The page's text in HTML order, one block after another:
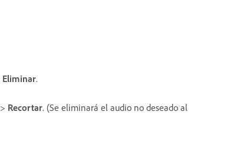
Eliminar.
> Recortar. (Se eliminará el audio no deseado al